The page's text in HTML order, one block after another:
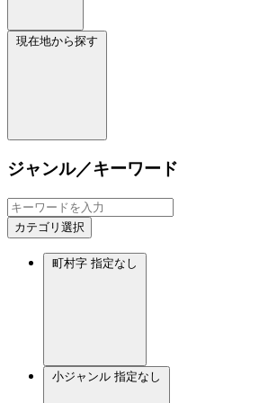
現在地から探す
ジャンル／キーワード
カテゴリ選択
町村字 指定なし
小ジャンル 指定なし